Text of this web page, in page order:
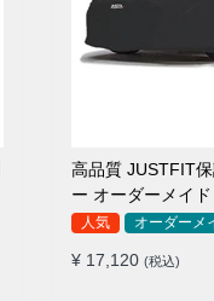
高品質 JUSTFIT
ー オーダーメイド
水 耐久性 傷保護
人気 オーダーメ
¥ 17,120 (税込)